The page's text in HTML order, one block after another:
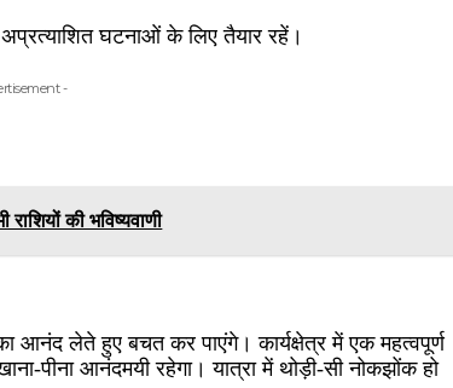
घटनाओं के लिए तैयार रहें।
-
की भविष्यवाणी
लेते हुए बचत कर पाएंगे। कार्यक्षेत्र में एक महत्वपूर्ण
पीना आनंदमयी रहेगा। यात्रा में थोड़ी-सी नोकझोंक हो